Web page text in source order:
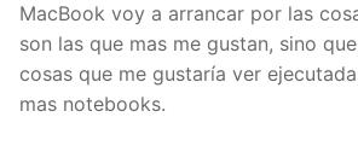
MacBook voy a arrancar por las
son las que mas me gustan, sino
cosas que me gustaría ver
mas notebooks.